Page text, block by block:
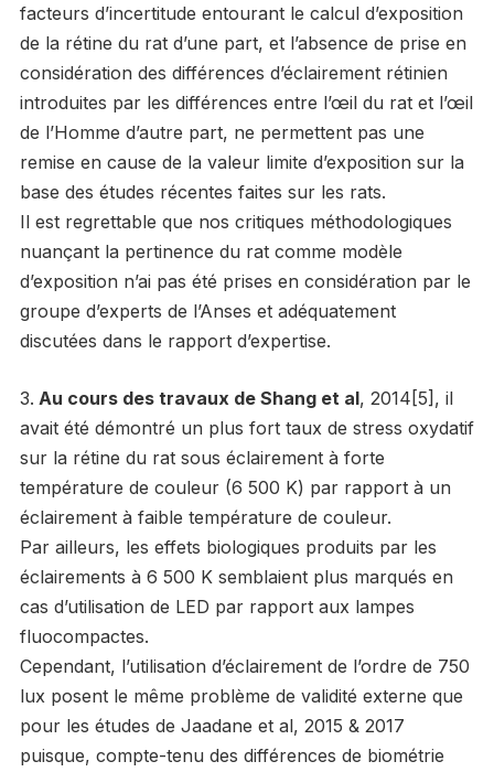
facteurs d’incertitude entourant le calcul d’exposition
de la rétine du rat d’une part, et l’absence de prise en
considération des différences d’éclairement rétinien
introduites par les différences entre l’œil du rat et l’œil
de l’Homme d’autre part, ne permettent pas une
remise en cause de la valeur limite d’exposition sur la
base des études récentes faites sur les rats.
Il est regrettable que nos critiques méthodologiques
nuançant la pertinence du rat comme modèle
d’exposition n’ai pas été prises en considération par le
groupe d’experts de l’Anses et adéquatement
discutées dans le rapport d’expertise.
Au cours des travaux de Shang et al, 2014[5], il
avait été démontré un plus fort taux de stress oxydatif
sur la rétine du rat sous éclairement à forte
température de couleur (6 500 K) par rapport à un
éclairement à faible température de couleur.
Par ailleurs, les effets biologiques produits par les
éclairements à 6 500 K semblaient plus marqués en
cas d’utilisation de LED par rapport aux lampes
fluocompactes.
Cependant, l’utilisation d’éclairement de l’ordre de 750
lux posent le même problème de validité externe que
pour les études de Jaadane et al, 2015 & 2017
puisque, compte-tenu des différences de biométrie